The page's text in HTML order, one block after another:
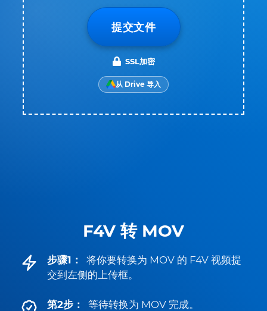
F4V 转 MOV
步骤1：
将你要转换为 MOV 的 F4V 视频提
交到左侧的上传框。
第2步： 等待转换为 MOV 完成。
提交文件
SSL加密
从 Drive 导入